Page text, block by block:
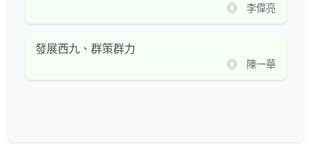
◎ 李偉亮
發展西九、群策群力
◎ 陳一華